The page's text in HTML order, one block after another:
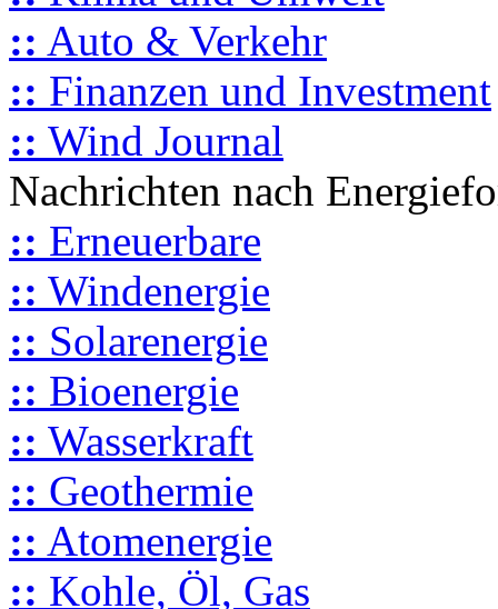
:: Auto & Verkehr
:: Finanzen und Investment
:: Wind Journal
Nachrichten nach
:: Erneuerbare
:: Windenergie
:: Solarenergie
:: Bioenergie
:: Wasserkraft
:: Geothermie
:: Atomenergie
:: Kohle, Öl, Gas